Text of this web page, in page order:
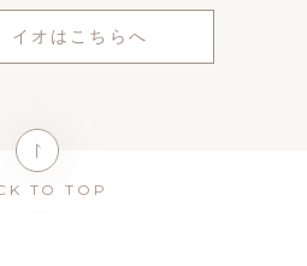
イオはこちらへ
TO TOP